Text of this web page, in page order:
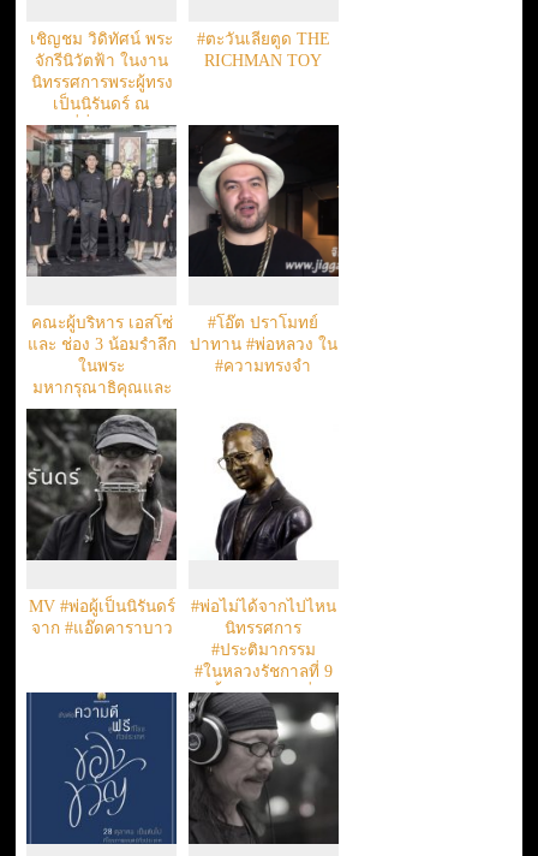
เชิญชม วิดิทัศน์ พระ
จักรีนิวัตฟ้า ในงาน
นิทรรศการพระผู้ทรง
เป็นนิรันดร์ ณ
พระที่นั่งทรงธรรม
#ตะวันเลียตูด THE
RICHMAN TOY
คณะผู้บริหาร เอสโซ่
และ ช่อง 3 น้อมรำลึก
ในพระ
มหากรุณาธิคุณและ
ถวายความอาลัย
#โอ๊ต ปราโมทย์
ปาทาน #พ่อหลวง ใน
#ความทรงจำ
MV #พ่อผู้เป็นนิรันดร์
จาก #แอ๊ดคาราบาว
#พ่อไม่ได้จากไปไหน
นิทรรศการ
#ประติมากรรม
#ในหลวงรัชกาลที่ 9
#ครั้งแรก #มากที่สุด
ในประเทศไทย